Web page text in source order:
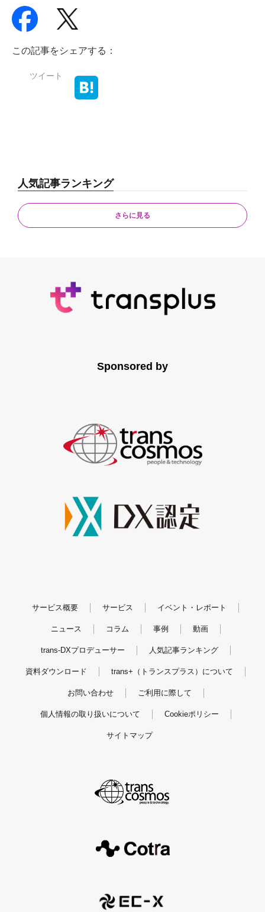
この記事をシェアする：
ツイート
人気記事ランキング
さらに見る
Sponsored by
サービス概要 サービス イベント・レポート
ニュース コラム 事例 動画
trans-DXプロデューサー 人気記事ランキング
資料ダウンロード trans+（トランスプラス）について
お問い合わせ ご利用に際して
個人情報の取り扱いについて Cookieポリシー
サイトマップ